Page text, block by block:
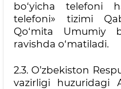
bo‘yicha telefoni
telefoni» tizimi
Qo‘mita Umumiy
ravishda o‘matiladi.
2.3. O’zbekiston
vazirligi huzuridagi